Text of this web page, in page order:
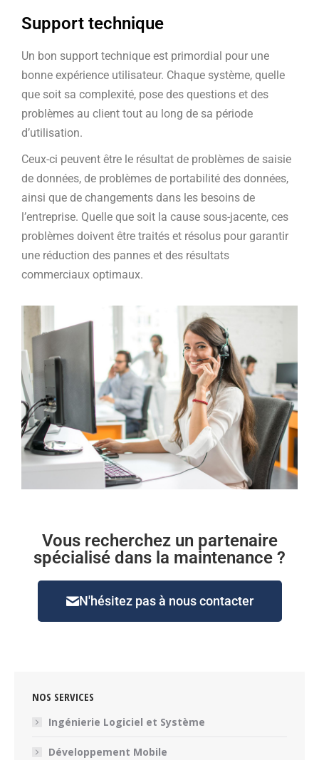
Support technique
Un bon support technique est primordial pour une
bonne expérience utilisateur. Chaque système, quelle
que soit sa complexité, pose des questions et des
problèmes au client tout au long de sa période
d’utilisation.
Ceux-ci peuvent être le résultat de problèmes de saisie
de données, de problèmes de portabilité des données,
ainsi que de changements dans les besoins de
l’entreprise. Quelle que soit la cause sous-jacente, ces
problèmes doivent être traités et résolus pour garantir
une réduction des pannes et des résultats
commerciaux optimaux.
Vous recherchez un partenaire
spécialisé dans la maintenance ?
N'hésitez pas à nous contacter
NOS SERVICES
Ingénierie Logiciel et Système
Développement Mobile